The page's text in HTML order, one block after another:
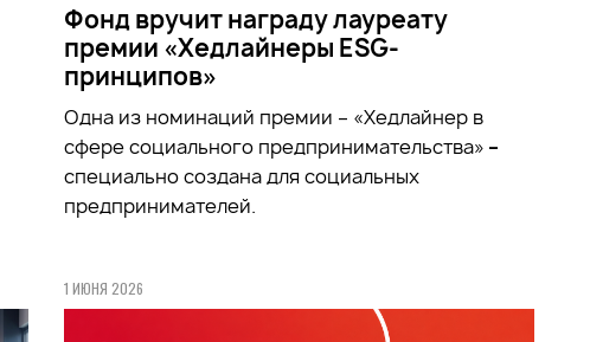
Фонд вручит награду лауреату
премии «Хедлайнеры ESG-
принципов»
Одна из номинаций премии – «Хедлайнер в
сфере социального предпринимательства» –
специально создана для социальных
предпринимателей.
1 ИЮНЯ 2026